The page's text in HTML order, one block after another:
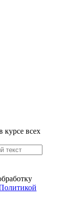
курсе всех